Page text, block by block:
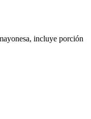
incluye porción